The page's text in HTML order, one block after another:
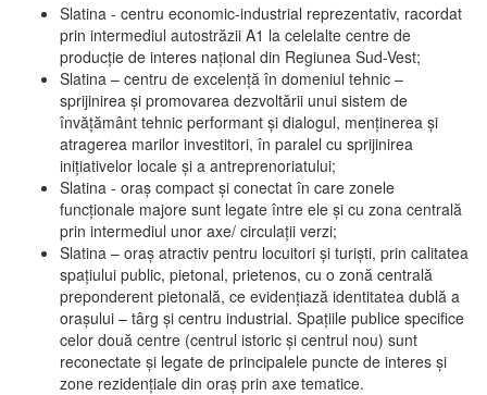
Slatina - centru economic-industrial reprezentativ, racordat
prin intermediul autostrăzii A1 la celelalte centre de
producţie de interes naţional din Regiunea Sud-Vest;
Slatina – centru de excelenţă în domeniul tehnic –
sprijinirea şi promovarea dezvoltării unui sistem de
învăţământ tehnic performant şi dialogul, menţinerea şi
atragerea marilor investitori, în paralel cu sprijinirea
iniţiativelor locale şi a antreprenoriatului;
Slatina - oraş compact şi conectat în care zonele
funcţionale majore sunt legate între ele şi cu zona centrală
prin intermediul unor axe/ circulații verzi;
Slatina – oraş atractiv pentru locuitori şi turişti, prin calitatea
spaţiului public, pietonal, prietenos, cu o zonă centrală
preponderent pietonală, ce evidenţiază identitatea dublă a
oraşului – târg şi centru industrial. Spaţiile publice specifice
celor două centre (centrul istoric şi centrul nou) sunt
reconectate şi legate de principalele puncte de interes şi
zone rezidenţiale din oraş prin axe tematice.